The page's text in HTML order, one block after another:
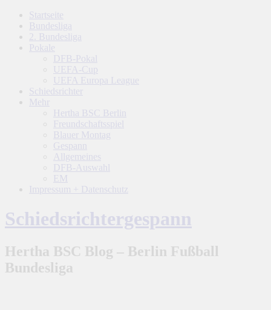
Startseite
Bundesliga
2. Bundesliga
Pokale
DFB-Pokal
UEFA-Cup
UEFA Europa League
Schiedsrichter
Mehr
Hertha BSC Berlin
Freundschaftsspiel
Blauer Montag
Gespann
Allgemeines
DFB-Auswahl
EM
Impressum + Datenschutz
Schiedsrichtergespann
Hertha BSC Blog – Berlin Fußball
Bundesliga